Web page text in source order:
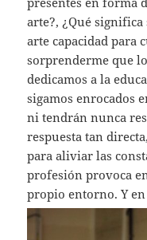
arte?, ¿Qué
arte capacidad para
sorprenderme que
dedicamos a la
sigamos enrocados
ni tendrán nunca
respuesta tan
para aliviar las
profesión provoca
propio entorno.Y